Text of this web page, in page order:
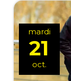
mardi
21
oct.